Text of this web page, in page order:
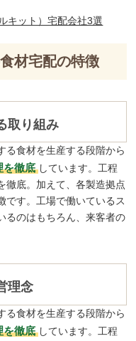
材宅配の特徴
取り組み
る食材を生産する段階から
を徹底 しています。工程
徹底。加えて、各製造拠点
です。工場で働いているス
るのはもちろん、来客者の
理念
る食材を生産する段階から
を徹底 しています。工程